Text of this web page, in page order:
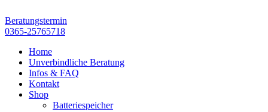
Inhalt
springen
Beratungstermin
0365-25765718
Home
Unverbindliche Beratung
Infos & FAQ
Kontakt
Shop
Batteriespeicher